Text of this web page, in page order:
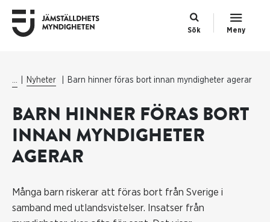
Sök Meny
... Nyheter Barn hinner föras bort innan myndigheter agerar
BARN HINNER FÖRAS BORT
INNAN MYNDIGHETER
AGERAR
Många barn riskerar att föras bort från Sverige i
samband med utlandsvistelser. Insatser från